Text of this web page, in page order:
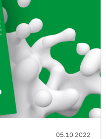
05.10.2022